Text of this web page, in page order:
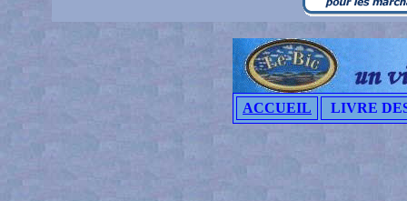
ACCUEIL LIVRE